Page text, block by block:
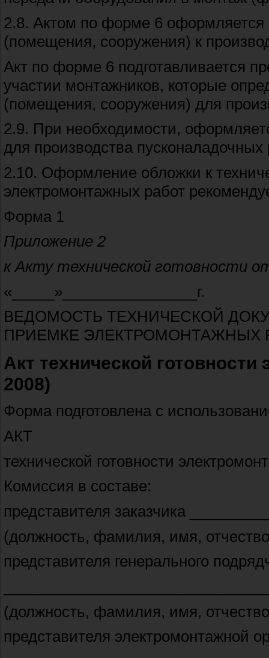
2.8. Актом по форме 6 оформляется
(помещения, сооружения) к
Акт по форме 6 подготавливается
участии монтажников, которые
(помещения, сооружения) для
2.9. При необходимости,
для производства
2.10. Оформление обложки к
электромонтажных работ
Форма 1
Приложение 2
к Акту технической готовности
«_____»________________г.
ВЕДОМОСТЬ ТЕХНИЧЕСКОЙ
ПРИЕМКЕ ЭЛЕКТРОМОНТАЖНЫХ
Акт технической
2008)
Форма подготовлена с
АКТ
технической готовности
Комиссия в составе:
представителя заказчика
(должность, фамилия, имя,
представителя генерального
(должность, фамилия, имя,
представителя электромонтажной